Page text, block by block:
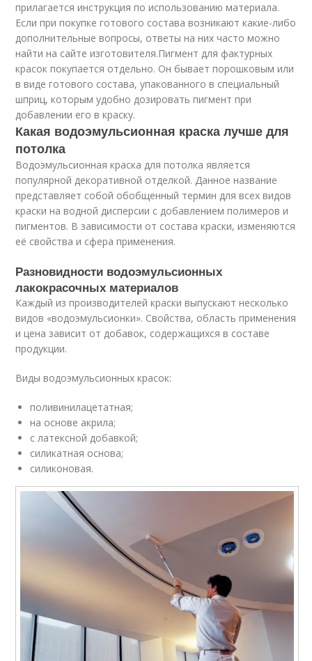
прилагается инструкция по использованию материала.
Если при покупке готового состава возникают какие-либо
дополнительные вопросы, ответы на них часто можно
найти на сайте изготовителя.Пигмент для фактурных
красок покупается отдельно. Он бывает порошковым или
в виде готового состава, упакованного в специальный
шприц, которым удобно дозировать пигмент при
добавлении его в краску.
Какая водоэмульсионная краска лучше для
потолка
Водоэмульсионная краска для потолка является
популярной декоративной отделкой. Данное название
представляет собой обобщенный термин для всех видов
краски на водной дисперсии с добавлением полимеров и
пигментов. В зависимости от состава краски, изменяются
её свойства и сфера применения.
Разновидности водоэмульсионных
лакокрасочных материалов
Каждый из производителей краски выпускают несколько
видов «водоэмульсионки». Свойства, область применения
и цена зависит от добавок, содержащихся в составе
продукции.
Виды водоэмульсионных красок:
поливинилацетатная;
на основе акрила;
с латексной добавкой;
силикатная основа;
силиконовая.